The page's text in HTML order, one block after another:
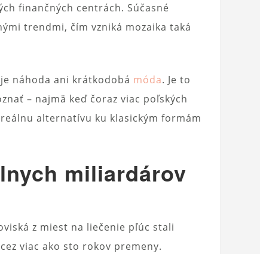
finančných centrách. Súčasné
trendmi, čím vzniká mozaika taká
náhoda ani krátkodobá móda. Je to
– najmä keď čoraz viac poľských
alternatívu ku klasickým formám
miliardárov
z miest na liečenie pľúc stali
cez viac ako sto rokov premeny.